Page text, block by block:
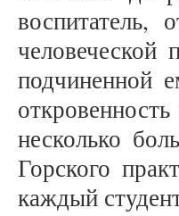
воспитатель,
человеческой
подчиненной
несколько
Горского
каждый